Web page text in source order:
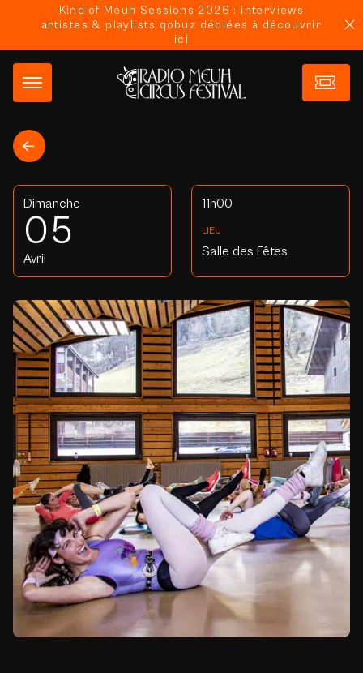
Kind of Meuh Sessions 2026 : interviews
artistes & playlists qobuz dédiées à découvrir
ici
Dimanche
05
Avril
11h00
LIEU
Salle des Fêtes